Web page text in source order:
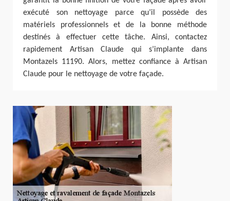
exécuté son nettoyage parce qu’il possède des
matériels professionnels et de la bonne méthode
destinés à effectuer cette tâche. Ainsi, contactez
rapidement Artisan Claude qui s’implante dans
Montazels 11190. Alors, mettez confiance à Artisan
Claude pour le nettoyage de votre façade.